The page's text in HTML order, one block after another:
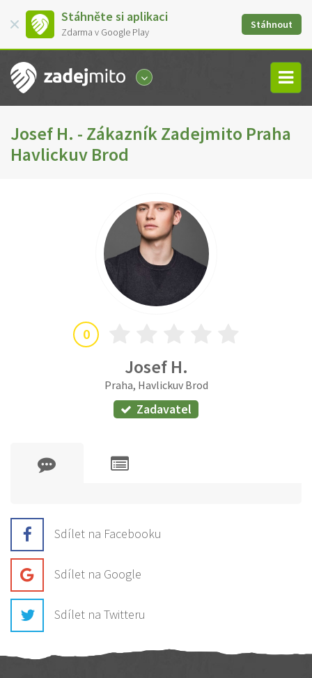
Stáhněte si aplikaci
Zdarma v Google Play
Stáhnout
Josef H. - Zákazník Zadejmito Praha
Havlickuv Brod
0
Josef H.
Praha, Havlickuv Brod
Zadavatel
Sdílet na Facebooku
Sdílet na Google
Sdílet na Twitteru